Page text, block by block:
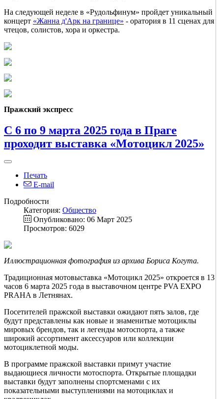
На следующей неделе в «Рудольфинум» пройдет уникальный
концерт «Жанна д'Арк на границе» - оратория в 11 сценах для
чтецов, солистов, хора и оркестра.
Пражский экспресс
С 6 по 9 марта 2025 года в Праге
проходит выставка «Мотоцикл 2025»
Печать
E-mail
Подробности
Категория: Общество
Опубликовано: 06 Март 2025
Просмотров: 6029
Иллюстрационная фотография из архива Бориса Когута.
Традиционная мотовыставка «Мотоцикл 2025» откроется в 13
часов 6 марта 2025 года в выставочном центре PVA EXPO
PRAHA в Летнянах.
Посетителей пражской выставки ожидают пять залов, где
будут представлены как новые и знаменитые мотоциклы
мировых брендов, так и легенды мотоспорта, а также
широкий ассортимент аксессуаров или коллекции
мотоциклетной моды.
В программе пражской выставки примут участие
выдающиеся личности мотоспорта. Открытые площадки
выставки будут заполнены спортсменами с их
показательными выступлениями на мотоциклах и